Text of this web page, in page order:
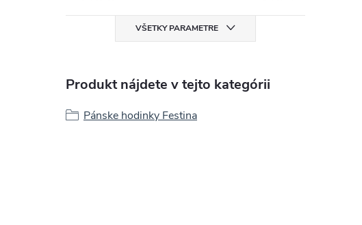
VŠETKY PARAMETRE
Produkt nájdete v tejto kategórii
Pánske hodinky Festina